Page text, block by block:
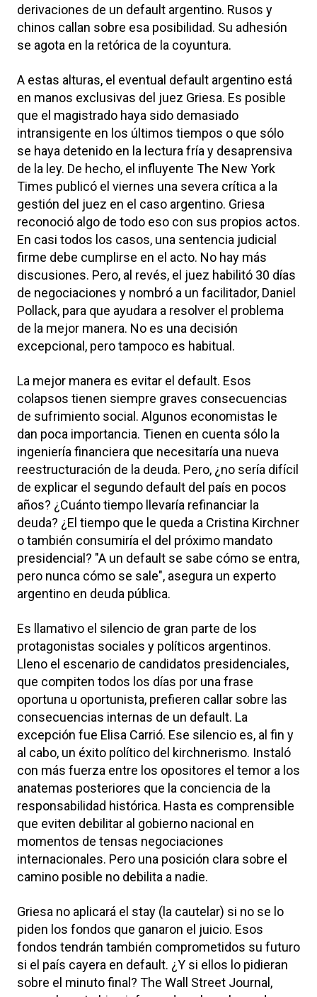
derivaciones de un default argentino. Rusos y
chinos callan sobre esa posibilidad. Su adhesión
se agota en la retórica de la coyuntura.
A estas alturas, el eventual default argentino está
en manos exclusivas del juez Griesa. Es posible
que el magistrado haya sido demasiado
intransigente en los últimos tiempos o que sólo
se haya detenido en la lectura fría y desaprensiva
de la ley. De hecho, el influyente The New York
Times publicó el viernes una severa crítica a la
gestión del juez en el caso argentino. Griesa
reconoció algo de todo eso con sus propios actos.
En casi todos los casos, una sentencia judicial
firme debe cumplirse en el acto. No hay más
discusiones. Pero, al revés, el juez habilitó 30 días
de negociaciones y nombró a un facilitador, Daniel
Pollack, para que ayudara a resolver el problema
de la mejor manera. No es una decisión
excepcional, pero tampoco es habitual.
La mejor manera es evitar el default. Esos
colapsos tienen siempre graves consecuencias
de sufrimiento social. Algunos economistas le
dan poca importancia. Tienen en cuenta sólo la
ingeniería financiera que necesitaría una nueva
reestructuración de la deuda. Pero, ¿no sería difícil
de explicar el segundo default del país en pocos
años? ¿Cuánto tiempo llevaría refinanciar la
deuda? ¿El tiempo que le queda a Cristina Kirchner
o también consumiría el del próximo mandato
presidencial? "A un default se sabe cómo se entra,
pero nunca cómo se sale", asegura un experto
argentino en deuda pública.
Es llamativo el silencio de gran parte de los
protagonistas sociales y políticos argentinos.
Lleno el escenario de candidatos presidenciales,
que compiten todos los días por una frase
oportuna u oportunista, prefieren callar sobre las
consecuencias internas de un default. La
excepción fue Elisa Carrió. Ese silencio es, al fin y
al cabo, un éxito político del kirchnerismo. Instaló
con más fuerza entre los opositores el temor a los
anatemas posteriores que la conciencia de la
responsabilidad histórica. Hasta es comprensible
que eviten debilitar al gobierno nacional en
momentos de tensas negociaciones
internacionales. Pero una posición clara sobre el
camino posible no debilita a nadie.
Griesa no aplicará el stay (la cautelar) si no se lo
piden los fondos que ganaron el juicio. Esos
fondos tendrán también comprometidos su futuro
si el país cayera en default. ¿Y si ellos lo pidieran
sobre el minuto final? The Wall Street Journal,